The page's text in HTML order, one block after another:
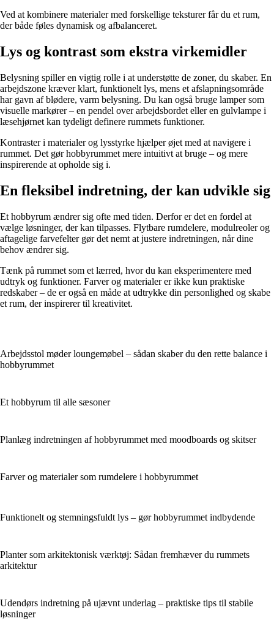
Ved at kombinere materialer med forskellige teksturer får du et rum,
der både føles dynamisk og afbalanceret.
Lys og kontrast som ekstra virkemidler
Belysning spiller en vigtig rolle i at understøtte de zoner, du skaber. En
arbejdszone kræver klart, funktionelt lys, mens et afslapningsområde
har gavn af blødere, varm belysning. Du kan også bruge lamper som
visuelle markører – en pendel over arbejdsbordet eller en gulvlampe i
læsehjørnet kan tydeligt definere rummets funktioner.
Kontraster i materialer og lysstyrke hjælper øjet med at navigere i
rummet. Det gør hobbyrummet mere intuitivt at bruge – og mere
inspirerende at opholde sig i.
En fleksibel indretning, der kan udvikle sig
Et hobbyrum ændrer sig ofte med tiden. Derfor er det en fordel at
vælge løsninger, der kan tilpasses. Flytbare rumdelere, modulreoler og
aftagelige farvefelter gør det nemt at justere indretningen, når dine
behov ændrer sig.
Tænk på rummet som et lærred, hvor du kan eksperimentere med
udtryk og funktioner. Farver og materialer er ikke kun praktiske
redskaber – de er også en måde at udtrykke din personlighed og skabe
et rum, der inspirerer til kreativitet.
Arbejdsstol møder loungemøbel – sådan skaber du den rette balance i
hobbyrummet
Et hobbyrum til alle sæsoner
Planlæg indretningen af hobbyrummet med moodboards og skitser
Farver og materialer som rumdelere i hobbyrummet
Funktionelt og stemningsfuldt lys – gør hobbyrummet indbydende
Planter som arkitektonisk værktøj: Sådan fremhæver du rummets
arkitektur
Udendørs indretning på ujævnt underlag – praktiske tips til stabile
løsninger